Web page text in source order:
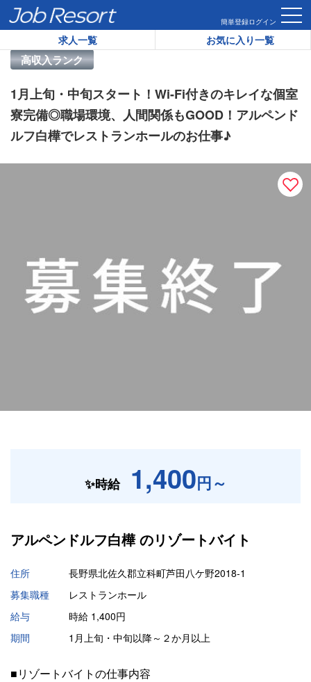
簡単登録ログイン
求人一覧 お気に入り一覧
HOME 求人一覧 1月上旬・中旬スタート！Wi-Fi付きのキレ
高収入ランク
リゾートバイト求人番号：
1月上旬・中旬スタート！Wi-Fi付きのキレイな個室
寮完備◎職場環境、人間関係もGOOD！アルペンド
ルフ白樺でレストランホールのお仕事♪
✨時給 1,400円～
アルペンドルフ白樺 のリゾートバイト
住所
長野県北佐久郡立科町芦田八ケ野2018-1
募集職種
レストランホール
給与
時給 1,400円
期間
1月上旬・中旬以降～２か月以上
■リゾートバイトの仕事内容